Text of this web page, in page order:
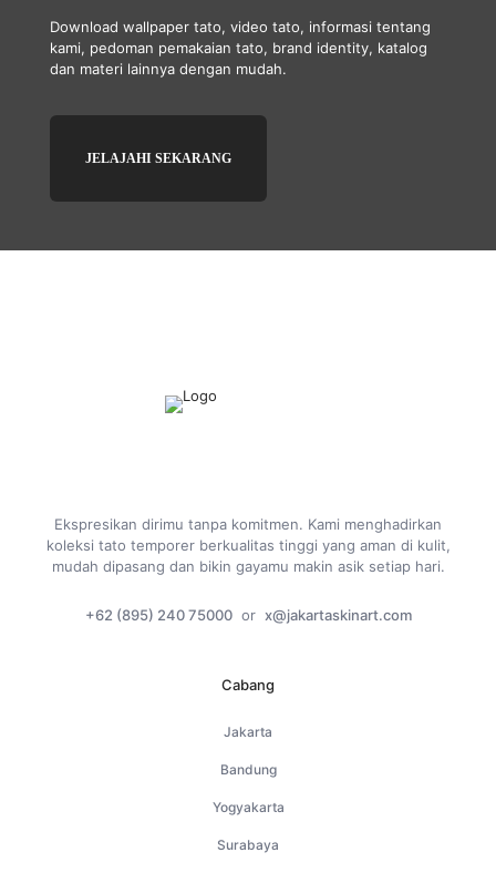
Download wallpaper tato, video tato, informasi tentang
kami, pedoman pemakaian tato, brand identity, katalog
dan materi lainnya dengan mudah.
JELAJAHI SEKARANG
Ekspresikan dirimu tanpa komitmen. Kami menghadirkan
koleksi tato temporer berkualitas tinggi yang aman di kulit,
mudah dipasang dan bikin gayamu makin asik setiap hari.
+62 (895) 240 75000 or x@jakartaskinart.com
Cabang
Jakarta
Bandung
Yogyakarta
Surabaya